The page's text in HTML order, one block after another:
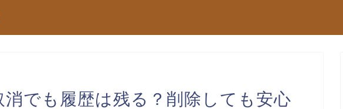
消でも履歴は残る？削除しても安心